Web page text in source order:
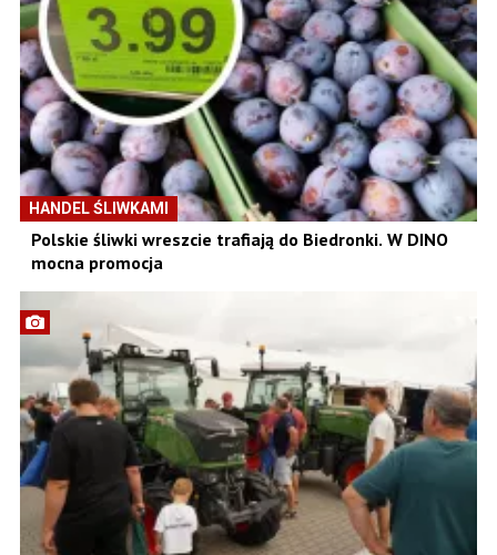
HANDEL ŚLIWKAMI
Polskie śliwki wreszcie trafiają do Biedronki. W DINO
mocna promocja